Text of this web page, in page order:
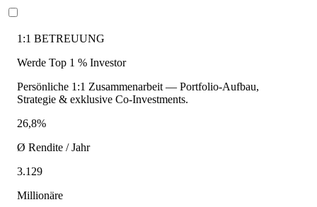
1:1 BETREUUNG
Werde Top 1 % Investor
Persönliche 1:1 Zusammenarbeit — Portfolio-Aufbau,
Strategie & exklusive Co-Investments.
26,8%
Ø Rendite / Jahr
3.129
Millionäre